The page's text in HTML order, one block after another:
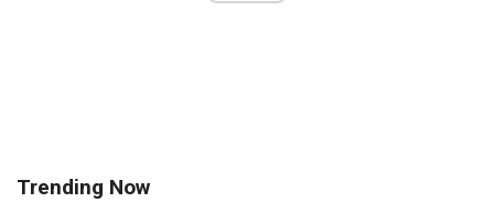
Trending Now